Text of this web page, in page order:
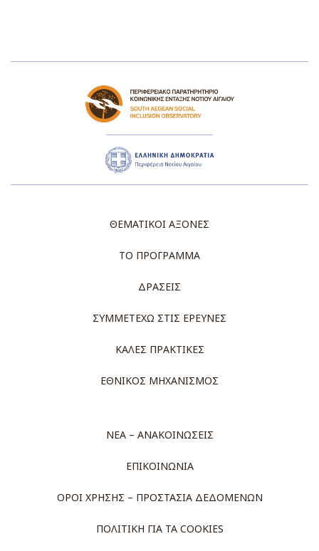
ΘΕΜΑΤΙΚΟΙ ΑΞΟΝΕΣ
ΤΟ ΠΡΟΓΡΑΜΜΑ
ΔΡΑΣΕΙΣ
ΣΥΜΜΕΤΕΧΩ ΣΤΙΣ ΕΡΕΥΝΕΣ
ΚΑΛΕΣ ΠΡΑΚΤΙΚΕΣ
ΕΘΝΙΚΟΣ ΜΗΧΑΝΙΣΜΟΣ
ΝΕΑ – ΑΝΑΚΟΙΝΩΣΕΙΣ
ΕΠΙΚΟΙΝΩΝΙΑ
ΟΡΟΙ ΧΡΗΣΗΣ – ΠΡΟΣΤΑΣΙΑ ΔΕΔΟΜΕΝΩΝ
ΠΟΛΙΤΙΚΗ ΓΙΑ ΤΑ COOKIES